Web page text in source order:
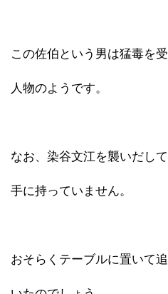
この佐伯という男は猛毒を
人物のようです。
なお、染谷文江を襲いだし
手に持っていません。
おそらくテーブルに置いて